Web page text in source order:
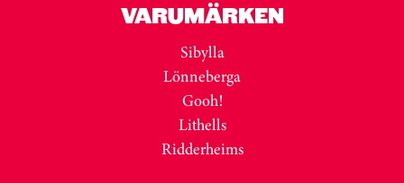
VARUMÄRKEN
Sibylla
Lönneberga
Gooh!
Lithells
Ridderheims